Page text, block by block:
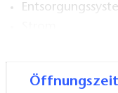
Hafenshop, A-